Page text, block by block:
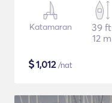
Katamaran
39 ft
12 m
$1,012/nat